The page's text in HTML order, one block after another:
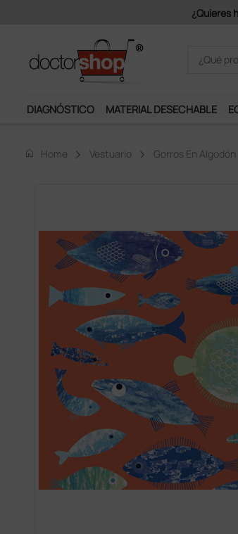
Únete al
DIAGNÓSTICO MATERIAL DESECHABLE
home Home Vestuario Gorros En Algodón